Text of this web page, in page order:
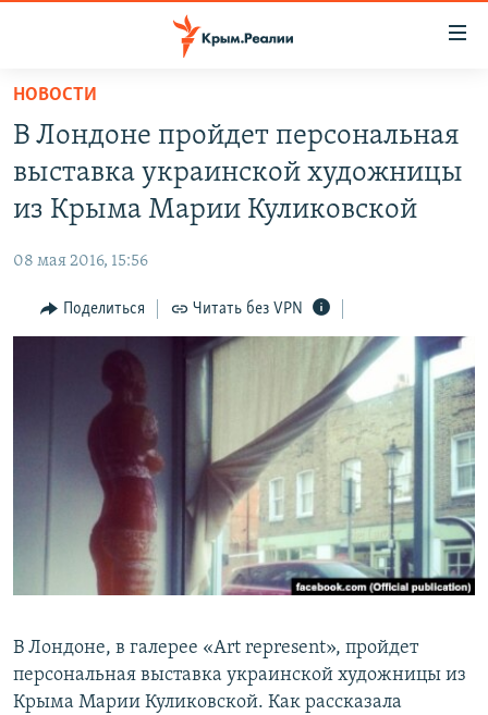
Вернуться
основному
содержанию
Вернутся
главной
Вернутся
СПЕЦПРОЕКТЫ
ГРУЗ 200
11 ЛЕТ ОККУПАЦИИ КРЫМА. 11 ИСТОРИЙ СОПРОТИВЛЕНИЯ
ВОДА
ЕЩЕ
ИНТЕРАКТИВ
ИНФОГРАФИКА
ТЕЛЕПРОЕКТ КРЫМ.РЕАЛИИ
СОВЕТЫ ПРАВОЗАЩИТНИКОВ
ПРОПАВШИЕ БЕЗ ВЕСТИ
ПОБЕДИТЕЛЕЙ НЕ СУДЯТ?
КРЫМ.НЕПОКОРЕННЫЙ
РАДІО СВОБОДА
КАК ОБОЙТИ БЛОКИРОВКУ
Українською
Qırımtatar
ПРИСОЕДИНЯЙТЕСЬ!
Все сайты RFE/RL
НОВОСТИ
В Лондоне пройдет персональная
выставка украинской художницы
из Крыма Марии Куликовской
08 мая 2016, 15:56
Поделиться Читать без VPN
В Лондоне, в галерее «Аrt represent», пройдет
персональная выставка украинской художницы из
Крыма Марии Куликовской. Как рассказала